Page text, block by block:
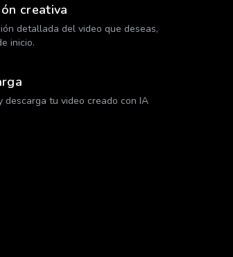
creativa
detallada del video que deseas,
inicio.
descarga tu video creado con IA